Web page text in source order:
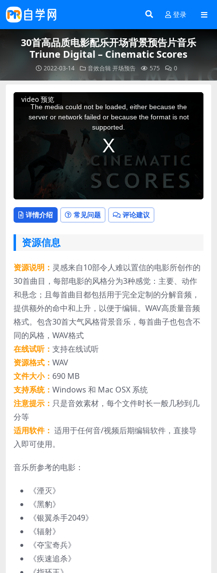
登录
30首高品质电影配乐开场背景预告片音乐
Triune Digital – Cinematic Scores
2022-03-14 音效合辑开场预告 575 0
video 预览
This
The media could not be loaded, either because the
server or network failed or because the format is not
supported.
详情介绍 常见问题 评论建议
资源信息
资源说明： 灵感来自10部令人难以置信的电影所创作的
30首曲目，每部电影的风格分为3种感觉：主要、动作
和悬念；且每首曲目都包括用于完全定制的分解音频，
提供额外的命中和上升，以便于编辑。WAV高质量音频
格式。包含30首大气风格背景音乐，每首曲子也包含不
同的风格，WAV格式
在线试听： 支持在线试听
资源格式： WAV
文件大小： 690 MB
支持系统： Windows 和 Mac OSX 系统
注意提示： 只是音效素材，每个文件时长一般几秒到几
分等
适用软件： 适用于任何音/视频后期编辑软件，直接导
入即可使用。
音乐所参考的电影：
《湮灭》
《黑豹》
《银翼杀手2049》
《辐射》
《夺宝奇兵》
《疾速追杀》